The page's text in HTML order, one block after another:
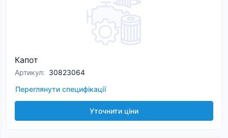
Капот
Артикул: 30823064
Переглянути специфікації
Уточнити ціни